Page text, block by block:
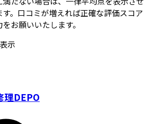
。口コミが増えれば正確な評価スコア
お願いいたします。
示
理DEPO